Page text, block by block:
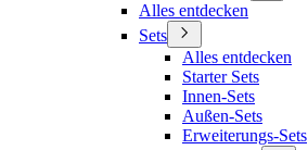
Alles entdecken
Sets
Alles entdecken
Starter Sets
Innen-Sets
Außen-Sets
Erweiterungs-Sets